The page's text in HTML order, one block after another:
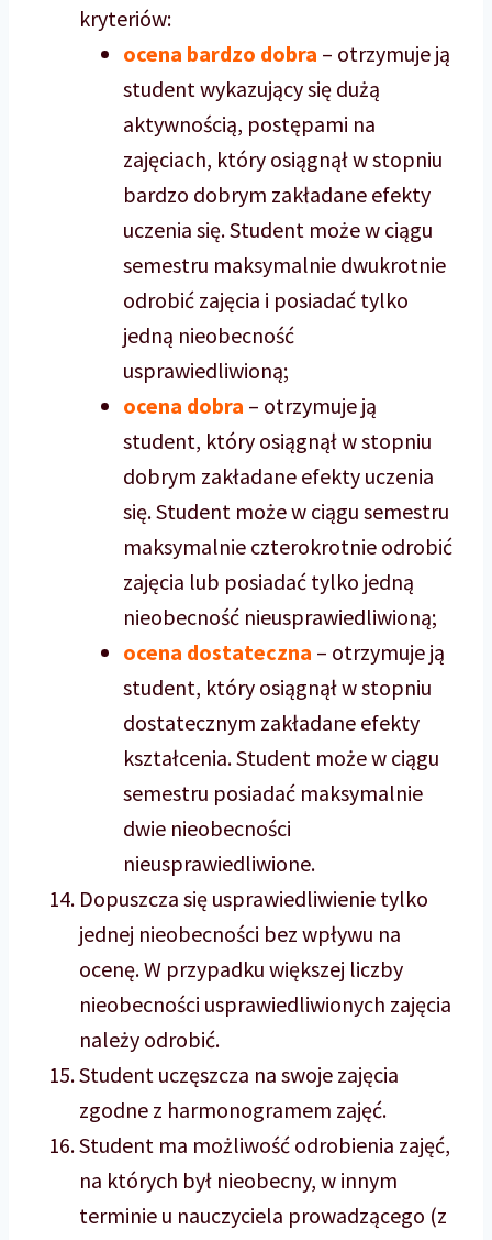
kryteriów:
ocena bardzo dobra – otrzymuje ją
student wykazujący się dużą
aktywnością, postępami na
zajęciach, który osiągnął w stopniu
bardzo dobrym zakładane efekty
uczenia się. Student może w ciągu
semestru maksymalnie dwukrotnie
odrobić zajęcia i posiadać tylko
jedną nieobecność
usprawiedliwioną;
ocena dobra – otrzymuje ją
student, który osiągnął w stopniu
dobrym zakładane efekty uczenia
się. Student może w ciągu semestru
maksymalnie czterokrotnie odrobić
zajęcia lub posiadać tylko jedną
nieobecność nieusprawiedliwioną;
ocena dostateczna – otrzymuje ją
student, który osiągnął w stopniu
dostatecznym zakładane efekty
kształcenia. Student może w ciągu
semestru posiadać maksymalnie
dwie nieobecności
nieusprawiedliwione.
Dopuszcza się usprawiedliwienie tylko
jednej nieobecności bez wpływu na
ocenę. W przypadku większej liczby
nieobecności usprawiedliwionych zajęcia
należy odrobić.
Student uczęszcza na swoje zajęcia
zgodne z harmonogramem zajęć.
Student ma możliwość odrobienia zajęć,
na których był nieobecny, w innym
terminie u nauczyciela prowadzącego (z